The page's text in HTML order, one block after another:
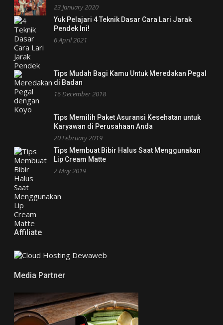
23 January 2020
Yuk Pelajari 4 Teknik Dasar Cara Lari Jarak
Pendek Ini!
6 April 2021
Tips Mudah Bagi Kamu Untuk Meredakan Pegal
di Badan
16 December 2018
Tips Memilih Paket Asuransi Kesehatan untuk
Karyawan di Perusahaan Anda
20 February 2019
Tips Membuat Bibir Halus Saat Menggunakan
Lip Cream Matte
2 May 2019
Affiliate
Media Partner